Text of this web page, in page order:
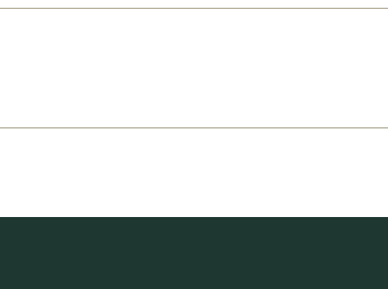
siz yapın!
soru sorulmamış.
siz yapın!